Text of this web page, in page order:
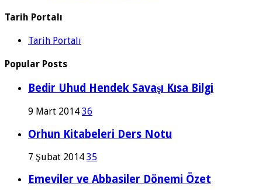
Tarih Portalı
Tarih Portalı
Popular Posts
Bedir Uhud Hendek Savaşı Kısa Bilgi
9 Mart 2014 36
Orhun Kitabeleri Ders Notu
7 Şubat 2014 35
Emeviler ve Abbasiler Dönemi Özet